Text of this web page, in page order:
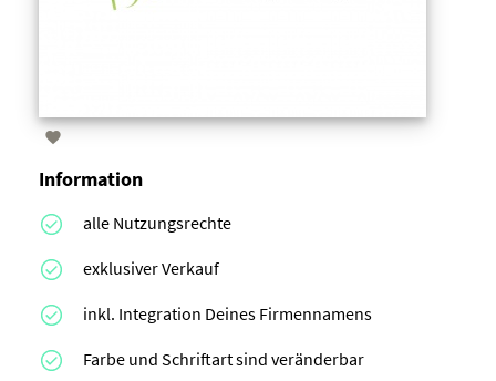

Information
alle Nutzungsrechte
exklusiver Verkauf
inkl. Integration Deines Firmennamens
Farbe und Schriftart sind veränderbar